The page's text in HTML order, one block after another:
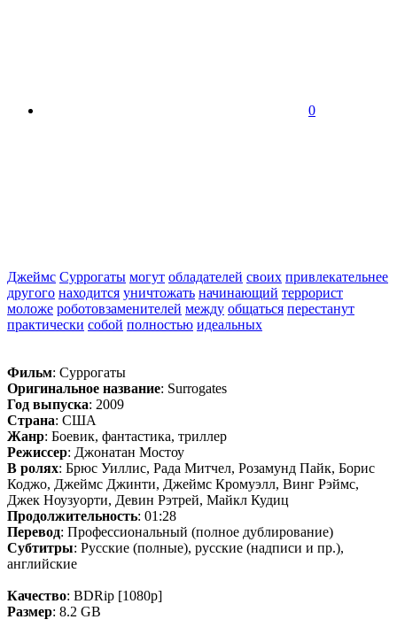
0
Джеймс Суррогаты могут обладателей своих привлекательнее
другого находится уничтожать начинающий террорист
моложе роботовзаменителей между общаться перестанут
практически собой полностью идеальных
Фильм: Суррогаты
Оригинальное название: Surrogates
Год выпуска: 2009
Страна: США
Жанр: Боевик, фантастика, триллер
Режиссер: Джонатан Мостоу
В ролях: Брюс Уиллис, Рада Митчел, Розамунд Пайк, Борис
Коджо, Джеймс Джинти, Джеймс Кромуэлл, Винг Рэймс,
Джек Ноузуорти, Девин Рэтрей, Майкл Кудиц
Продолжительность: 01:28
Перевод: Профессиональный (полное дублирование)
Субтитры: Русские (полные), русские (надписи и пр.),
английские
Качество: BDRip [1080p]
Размер: 8.2 GB